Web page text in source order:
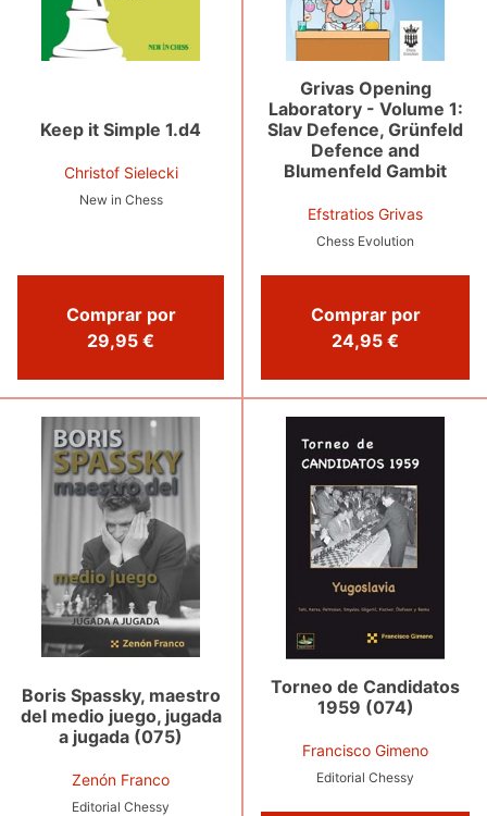
Keep it Simple 1.d4
Christof Sielecki
New in Chess
Comprar por
29,95 €
Grivas Opening
Laboratory - Volume 1:
Slav Defence, Grünfeld
Defence and
Blumenfeld Gambit
Efstratios Grivas
Chess Evolution
Comprar por
24,95 €
Boris Spassky, maestro
del medio juego, jugada
a jugada (075)
Zenón Franco
Editorial Chessy
Torneo de Candidatos
1959 (074)
Francisco Gimeno
Editorial Chessy